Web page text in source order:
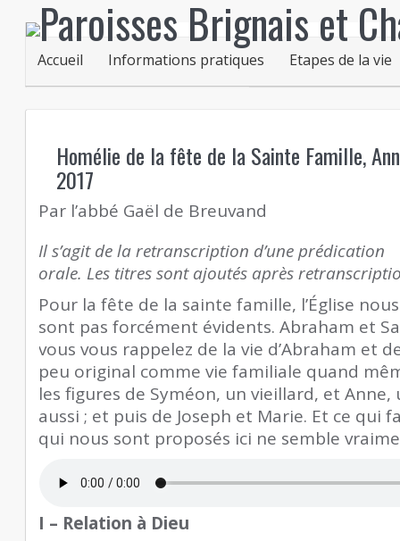
Accueil Informations pratiques Etapes de la vie
Homélie de la fête de la Sainte Famille,
2017
Par l’abbé Gaël de Breuvand
Il s’agit de la retranscription d’une prédication
orale. Les titres sont ajoutés après
Pour la fête de la sainte famille, l’Église
sont pas forcément évidents. Abraham et
vous vous rappelez de la vie d’Abraham et
peu original comme vie familiale quand
les figures de Syméon, un vieillard, et Anne,
aussi ; et puis de Joseph et Marie. Et ce qui
qui nous sont proposés ici ne semble
I – Relation à Dieu